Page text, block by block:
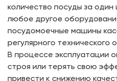
количество посуды за один
любое другое
посудомоечные машины
регулярного технического
В процессе эксплуатации
строя или терять свою
привести к снижению